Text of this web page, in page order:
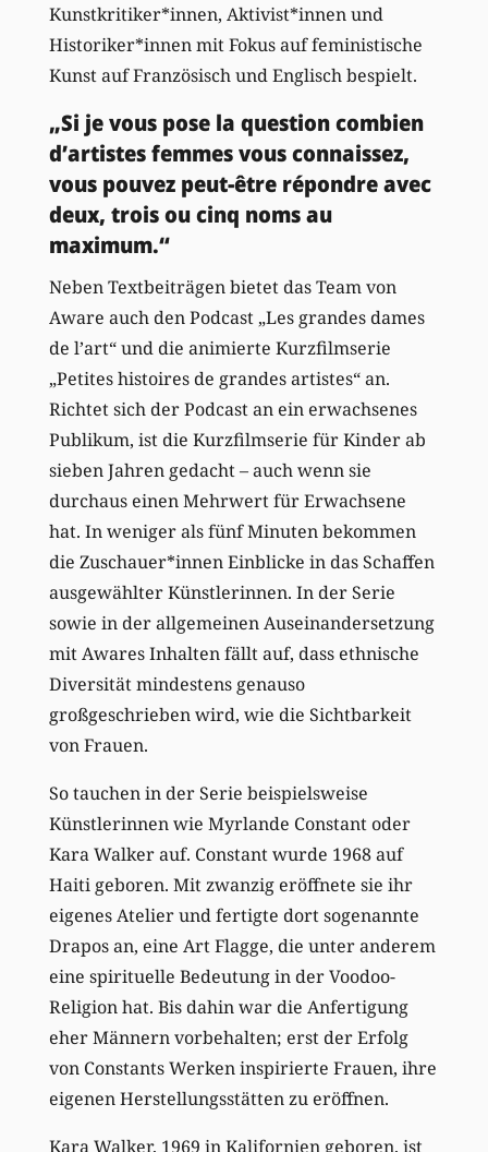
Kunstkritiker*innen, Aktivist*innen und
Historiker*innen mit Fokus auf feministische
Kunst auf Französisch und Englisch bespielt.
„Si je vous pose la question combien
dʼartistes femmes vous connaissez,
vous pouvez peut-être répondre avec
deux, trois ou cinq noms au
maximum.“
Neben Textbeiträgen bietet das Team von
Aware auch den Podcast „Les grandes dames
de l’art“ und die animierte Kurzfilmserie
„Petites histoires de grandes artistes“ an.
Richtet sich der Podcast an ein erwachsenes
Publikum, ist die Kurzfilmserie für Kinder ab
sieben Jahren gedacht – auch wenn sie
durchaus einen Mehrwert für Erwachsene
hat. In weniger als fünf Minuten bekommen
die Zuschauer*innen Einblicke in das Schaffen
ausgewählter Künstlerinnen. In der Serie
sowie in der allgemeinen Auseinandersetzung
mit Awares Inhalten fällt auf, dass ethnische
Diversität mindestens genauso
großgeschrieben wird, wie die Sichtbarkeit
von Frauen.
So tauchen in der Serie beispielsweise
Künstlerinnen wie Myrlande Constant oder
Kara Walker auf. Constant wurde 1968 auf
Haiti geboren. Mit zwanzig eröffnete sie ihr
eigenes Atelier und fertigte dort sogenannte
Drapos an, eine Art Flagge, die unter anderem
eine spirituelle Bedeutung in der Voodoo-
Religion hat. Bis dahin war die Anfertigung
eher Männern vorbehalten; erst der Erfolg
von Constants Werken inspirierte Frauen, ihre
eigenen Herstellungsstätten zu eröffnen.
Kara Walker, 1969 in Kalifornien geboren, ist